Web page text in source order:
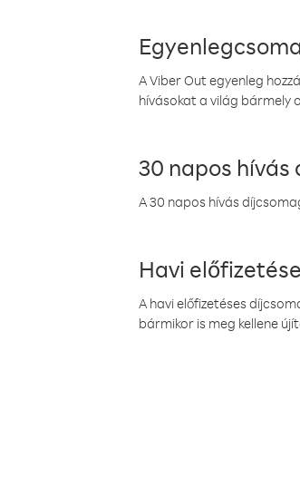
A Viber Out egyenleg
hívásokat a világ bármely
30 napos
A 30 napos hívás
Havi
A havi előfizetéses
bármikor is meg kellene